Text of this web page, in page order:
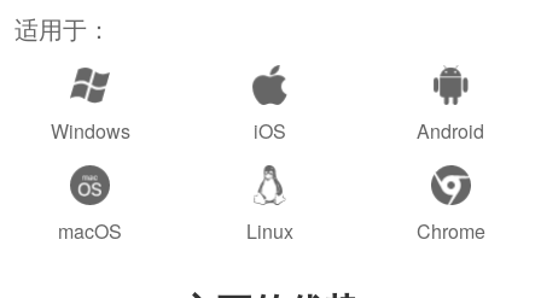
适用于：
Windows iOS Android
macOS Linux Chrome